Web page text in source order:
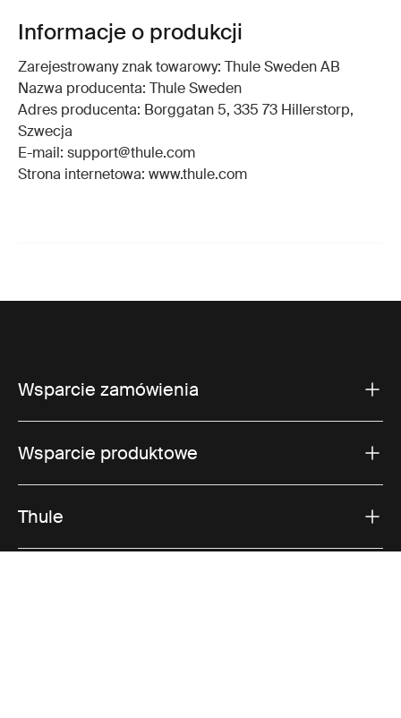
Informacje o produkcji
Zarejestrowany znak towarowy: Thule Sweden AB
Nazwa producenta: Thule Sweden
Adres producenta: Borggatan 5, 335 73 Hillerstorp,
Szwecja
E-mail: support@thule.com
Strona internetowa: www.thule.com
Wsparcie zamówienia
Wsparcie produktowe
Thule